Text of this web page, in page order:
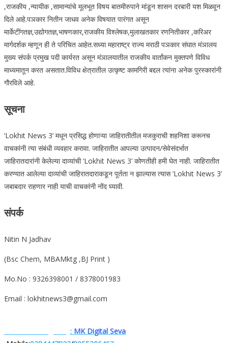
,राजकीय ,न्यायीक ,सामान्यांचे मूलभूत विषय बातमीरुपाने मांडून शासन दरबारी यश मिळवून
दिले आहे.पञकार नितीन जाधव अनेक विषयात पारंगत असून
मार्केटींगतज्ञ,उद्योगतज्ञ,भाषणकार,राजकीय विश्लेषक,मुलाखतकार रणनितीकार ,करिअर
मार्गदर्शक म्हणून ही ते परिचित आहेत.सध्या महाराष्ट्र राज्य मराठी पञकार संघात मंञालय
मुख्य संपर्क प्रमुख पदी कार्यरत असून मंञालयातील राजकीय वार्तांकन मुक्तपणे विविध
माध्यमातून करत असतात.विविध क्षेत्रातील उत्कृष्ट कामगिरी बद्दल त्यांना अनेक पुरस्कारांनी
गौरविले आहे.
सूचना
‘Lokhit News 3’ मधून प्रसिद्ध होणाऱ्या जाहिरातीतील मजकुराची शहनिशा करूनच
वाचकांनी त्या संबंधी व्यवहार करावा. जाहिरातीत आपल्या उत्पादन/सेवेसंदर्भात
जाहिरातदारांनी केलेल्या दाव्यांची ‘Lokhit News 3’ कोणतीही हमी घेत नाही. जाहिरातीत
करण्यात आलेल्या दाव्यांची जाहिरातदाराकडून पूर्तता न झाल्यास त्यास ‘Lokhit News 3’
जबाबदार राहणार नाही याची वाचकांनी नोंद घ्यावी.
संपर्क
Nitin N Jadhav
(Bsc Chem, MBAMktg ,BJ Print )
Mo.No : 9326398001 / 8378001983
Email : lokhitnews3@gmail.com
: MK Digital Seva